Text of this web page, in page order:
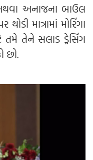
અનાજના બાઉલ
માત્રામાં મોરિંગા
તમે તેને સલાડ ડ્રેસિંગ
છો.